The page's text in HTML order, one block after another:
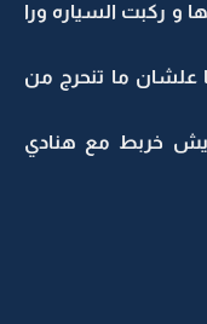
ركبت السياره ورا
ما تنحرج من
خربط مع هنادي